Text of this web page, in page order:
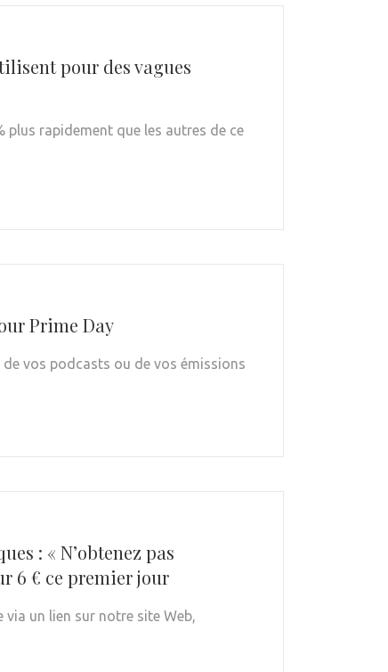
pour des vagues
plus rapidement que les autres de ce
Prime Day
vos podcasts ou de vos émissions
: « N’obtenez pas
6 € ce premier jour
via un lien sur notre site Web,